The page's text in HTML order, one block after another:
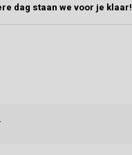
dag staan we voor je klaar!